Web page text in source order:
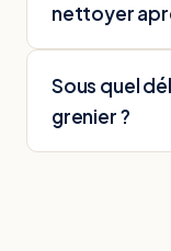
nettoyer
Sous quel
grenier ?